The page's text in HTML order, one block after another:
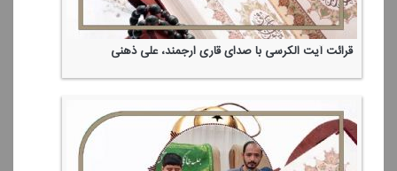
قرائت آیت الكرسی با صدای قاری ارجمند، علی ذهنی